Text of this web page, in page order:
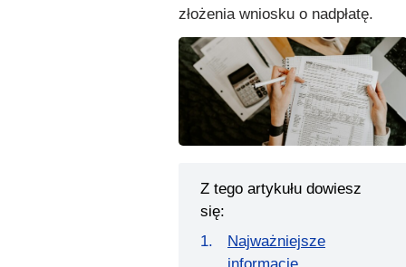
złożenia wniosku o nadpłatę.
Z tego artykułu dowiesz
się:
Najważniejsze